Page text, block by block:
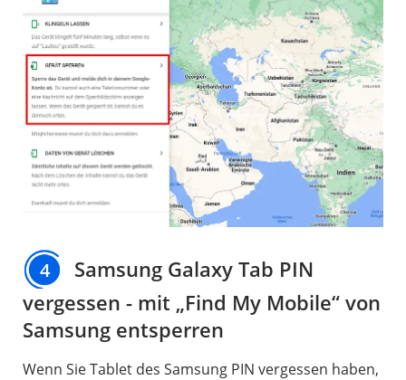
4
Samsung Galaxy Tab PIN
vergessen - mit „Find My Mobile“ von
Samsung entsperren
Wenn Sie Tablet des Samsung PIN vergessen haben,